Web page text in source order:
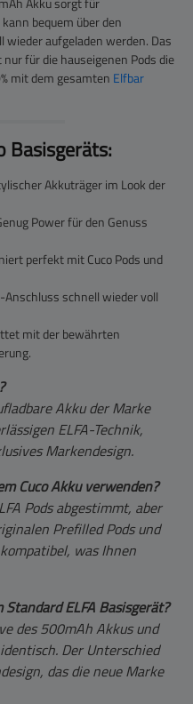
bequem über den
aufgeladen werden. Das
für die hauseigenen Pods die
mit dem gesamten Elfbar
Basisgeräts:
Akkuträger im Look der
Power für den Genuss
perfekt mit Cuco Pods und
Anschluss schnell wieder voll
mit der bewährten
Akku der Marke
ELFA-Technik,
Markendesign.
Cuco Akku verwenden?
Pods abgestimmt, aber
Prefilled Pods und
was Ihnen
ELFA Basisgerät?
des 500mAh Akkus und
Der Unterschied
das die neue Marke